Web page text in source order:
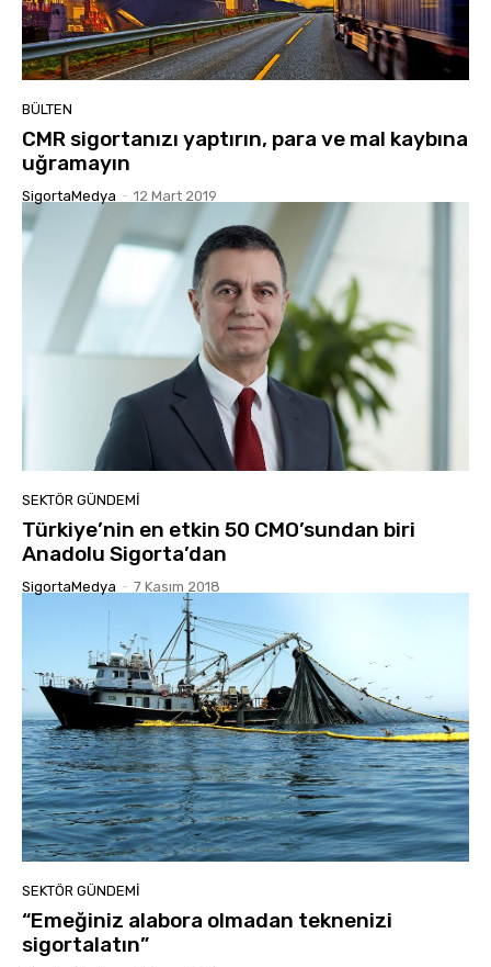
BÜLTEN
CMR sigortanızı yaptırın, para ve mal kaybına
uğramayın
SigortaMedya - 12 Mart 2019
SEKTÖR GÜNDEMİ
Türkiye’nin en etkin 50 CMO’sundan biri
Anadolu Sigorta’dan
SigortaMedya - 7 Kasım 2018
SEKTÖR GÜNDEMİ
“Emeğiniz alabora olmadan teknenizi
sigortalatın”